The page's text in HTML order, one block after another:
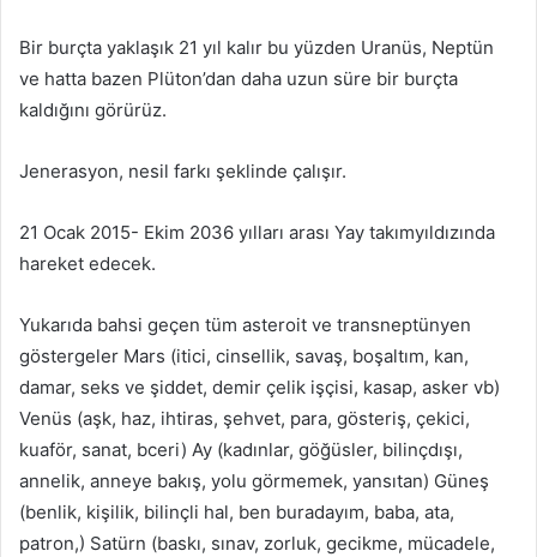
Bir burçta yaklaşık 21 yıl kalır bu yüzden Uranüs, Neptün
ve hatta bazen Plüton’dan daha uzun süre bir burçta
kaldığını görürüz.
Jenerasyon, nesil farkı şeklinde çalışır.
21 Ocak 2015- Ekim 2036 yılları arası Yay takımyıldızında
hareket edecek.
Yukarıda bahsi geçen tüm asteroit ve transneptünyen
göstergeler Mars (itici, cinsellik, savaş, boşaltım, kan,
damar, seks ve şiddet, demir çelik işçisi, kasap, asker vb)
Venüs (aşk, haz, ihtiras, şehvet, para, gösteriş, çekici,
kuaför, sanat, bceri) Ay (kadınlar, göğüsler, bilinçdışı,
annelik, anneye bakış, yolu görmemek, yansıtan) Güneş
(benlik, kişilik, bilinçli hal, ben buradayım, baba, ata,
patron,) Satürn (baskı, sınav, zorluk, gecikme, mücadele,